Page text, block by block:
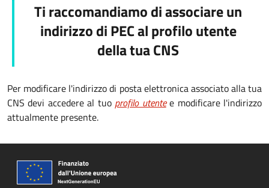
Ti raccomandiamo di associare un
indirizzo di PECal profilo utente
della tua CNS
Per modificare l'indirizzo di posta elettronica associato alla tua
CNS devi accedere al tuo profilo utentee modificare l'indirizzo
attualmente presente.